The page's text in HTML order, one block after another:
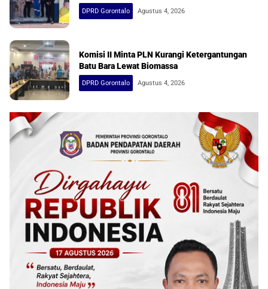
DPRD Gorontalo Agustus 4, 2026
Komisi II Minta PLN Kurangi Ketergantungan
Batu Bara Lewat Biomassa
DPRD Gorontalo Agustus 4, 2026